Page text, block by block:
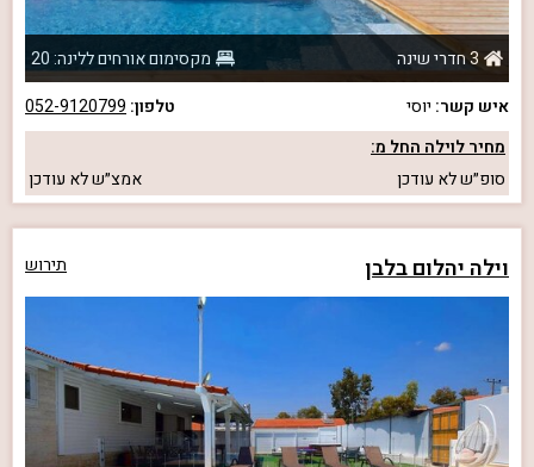
3 חדרי שינה
מקסימום אורחים ללינה: 20
איש קשר: יוסי טלפון: 052-9120799
מחיר לוילה החל מ:
סופ״שלא עודכן אמצ״שלא עודכן
וילה יהלום בלבן תירוש